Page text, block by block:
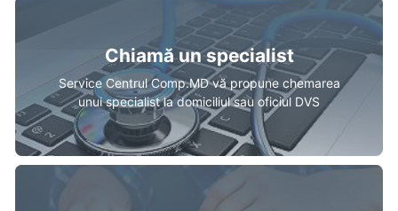
Chiamă un specialist
Service Centrul Comp.MD vă propune chemarea
unui specialist la domiciliul sau oficiul DVS